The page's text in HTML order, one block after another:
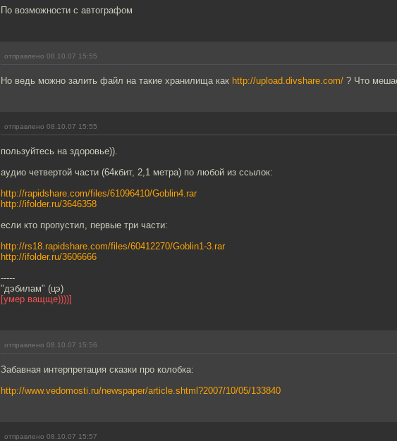
По возможности с автографом
отправлено 08.10.07 15:55
Но ведь можно залить файл на такие хранилища как http://upload.divshare.com/ ? Что
отправлено 08.10.07 15:55
пользуйтесь на здоровье)).
аудио четвертой части (64кбит, 2,1 метра) по любой из ссылок:
http://rapidshare.com/files/61096410/Goblin4.rar
http://ifolder.ru/3646358
если кто пропустил, первые три части:
http://rs18.rapidshare.com/files/60412270/Goblin1-3.rar
http://ifolder.ru/3606666
-----
"дэбилам" (цэ)
[умер ващще))))]
отправлено 08.10.07 15:56
Забавная интерпретация сказки про колобка:
http://www.vedomosti.ru/newspaper/article.shtml?2007/10/05/133840
отправлено 08.10.07 15:57